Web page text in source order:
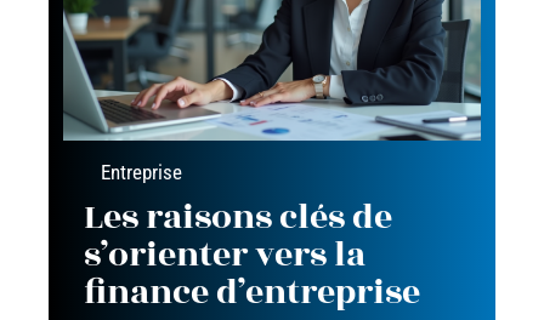
Entreprise
Les raisons clés de
s’orienter vers la
finance d’entreprise